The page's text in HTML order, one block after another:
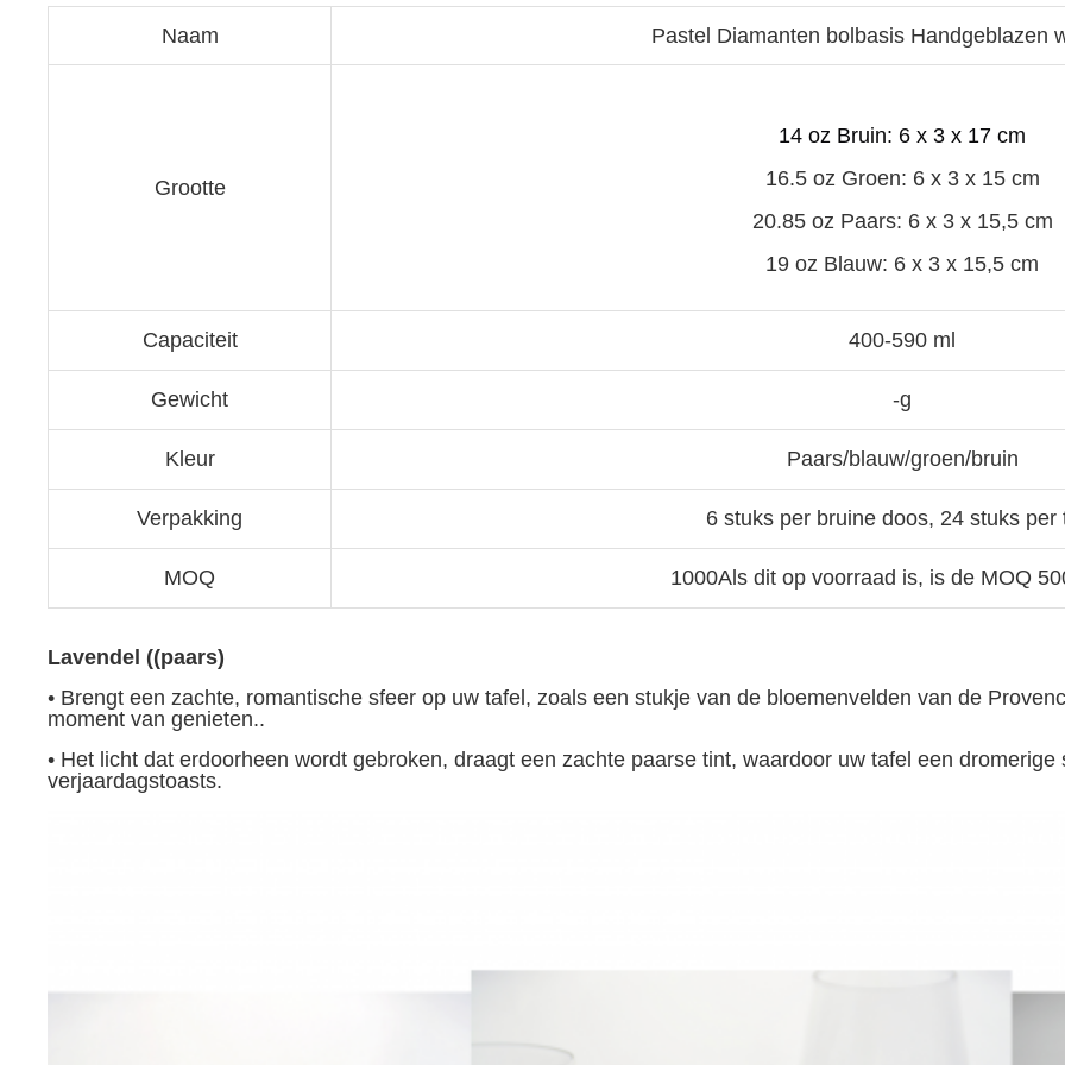
Naam Pastel Diamanten bolbasis Handgeblazen
Grootte
14 oz Bruin: 6 x 3 x 17 cm
16.5 oz Groen: 6 x 3 x 15 cm
20.85 oz Paars: 6 x 3 x 15,5 cm
19 oz Blauw: 6 x 3 x 15,5 cm
Capaciteit 400-590 ml
Gewicht -g
Kleur Paars/blauw/groen/bruin
Verpakking 6 stuks per bruine doos, 24 stuks per
MOQ 1000Als dit op voorraad is, is de MOQ
Lavendel ((paars)
• Brengt een zachte, romantische sfeer op uw tafel, zoals een stukje van de bloemenvelden van de
moment van genieten..
• Het licht dat erdoorheen wordt gebroken, draagt een zachte paarse tint, waardoor uw tafel een
verjaardagstoasts.